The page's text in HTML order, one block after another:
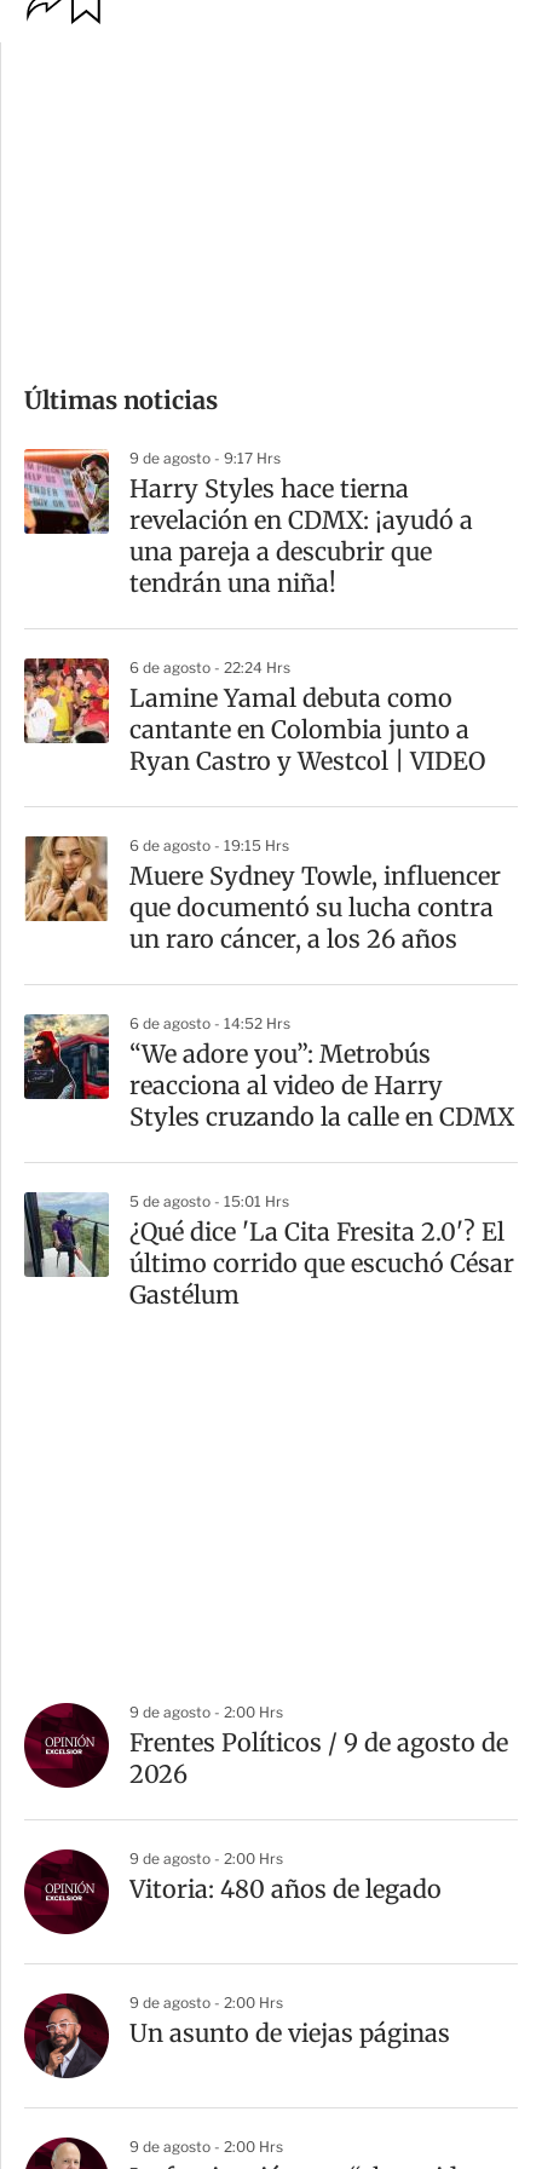
p
m
a
r
t
Últimas noticias
9 de agosto - 9:17 Hrs
Harry Styles hace tierna
revelación en CDMX: ¡ayudó a
una pareja a descubrir que
tendrán una niña!
6 de agosto - 22:24 Hrs
Lamine Yamal debuta como
cantante en Colombia junto a
Ryan Castro y Westcol | VIDEO
6 de agosto - 19:15 Hrs
Muere Sydney Towle, influencer
que documentó su lucha contra
un raro cáncer, a los 26 años
6 de agosto - 14:52 Hrs
“We adore you”: Metrobús
reacciona al video de Harry
Styles cruzando la calle en CDMX
5 de agosto - 15:01 Hrs
¿Qué dice 'La Cita Fresita 2.0'? El
último corrido que escuchó César
Gastélum
9 de agosto - 2:00 Hrs
Frentes Políticos / 9 de agosto de
2026
9 de agosto - 2:00 Hrs
Vitoria: 480 años de legado
9 de agosto - 2:00 Hrs
Un asunto de viejas páginas
9 de agosto - 2:00 Hrs